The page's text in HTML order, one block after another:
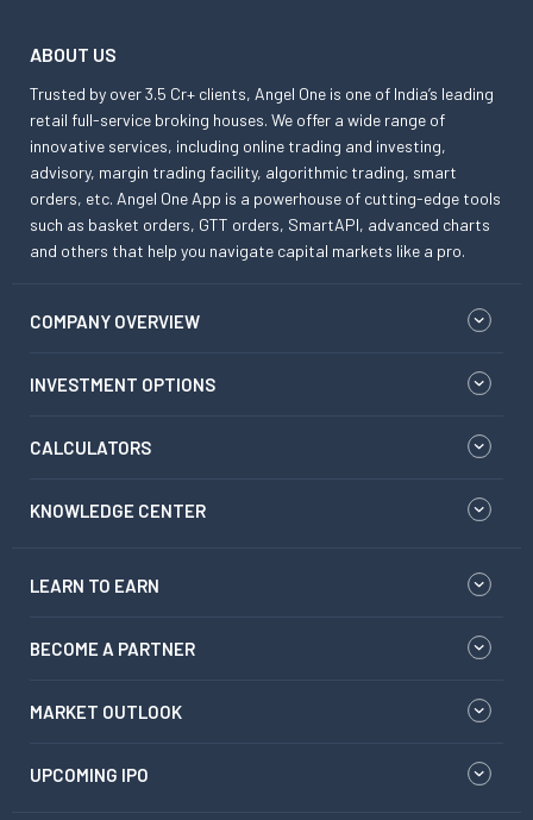
ABOUT US
Trusted by over 3.5 Cr+ clients, Angel One is one of India’s leading
retail full-service broking houses. We offer a wide range of
innovative services, including online trading and investing,
advisory, margin trading facility, algorithmic trading, smart
orders, etc. Angel One App is a powerhouse of cutting-edge tools
such as basket orders, GTT orders, SmartAPI, advanced charts
and others that help you navigate capital markets like a pro.
COMPANY OVERVIEW
INVESTMENT OPTIONS
CALCULATORS
KNOWLEDGE CENTER
LEARN TO EARN
BECOME A PARTNER
MARKET OUTLOOK
UPCOMING IPO